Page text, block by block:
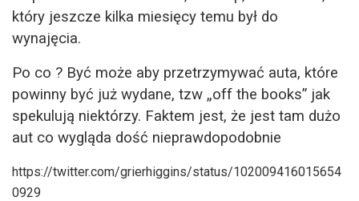
który jeszcze kilka miesięcy temu był do
wynajęcia.
Po co ? Być może aby przetrzymywać auta, które
powinny być już wydane, tzw „off the books” jak
spekulują niektórzy. Faktem jest, że jest tam dużo
aut co wygląda dość nieprawdopodobnie
https://twitter.com/grierhiggins/status/102009416015654
0929